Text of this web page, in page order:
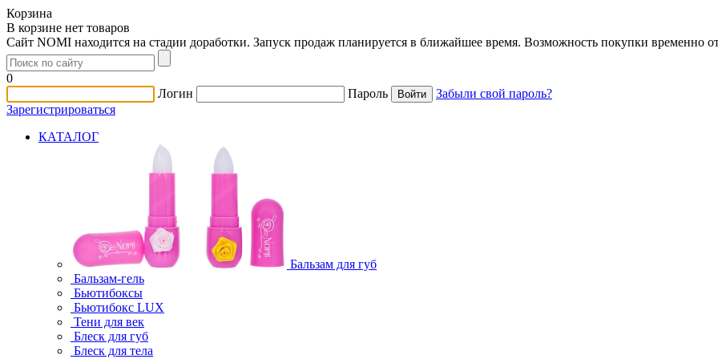
Корзина
В корзине нет товаров
Сайт NOMI находится на стадии доработки. Запуск продаж планируется в ближайшее время. Возможность покупки временно
0
Логин
Пароль
Забыли свой пароль?
Зарегистрироваться
КАТАЛОГ
Бальзам для губ
Бальзам-гель
Бьютибоксы
Бьютибокс LUX
Тени для век
Блеск для губ
Блеск для тела